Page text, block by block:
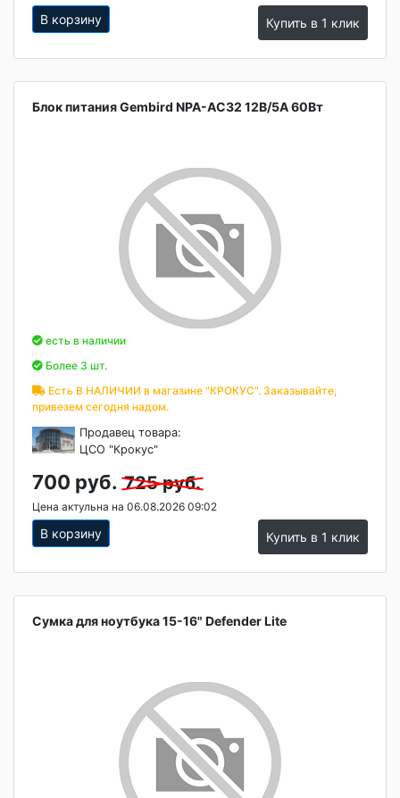
В корзину Купить в 1 клик
Блок питания Gembird NPA-AC32 12B/5A 60Вт
есть в наличии
Более 3 шт.
Есть В НАЛИЧИИ в магазине "КРОКУС". Заказывайте,
привезем сегодня надом.
Продавец товара:
ЦСО "Крокус"
700 руб. 725 руб.
Цена актульна на 06.08.2026 09:02
В корзину Купить в 1 клик
Сумка для ноутбука 15-16" Defender Lite